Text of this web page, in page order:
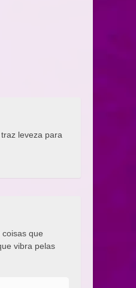
leveza para
que
vibra pelas